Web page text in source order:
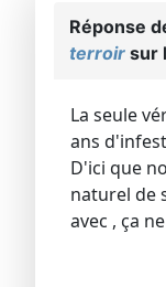
Réponse
terroir sur
La seule
ans
D'ici que
naturel de
avec , ça